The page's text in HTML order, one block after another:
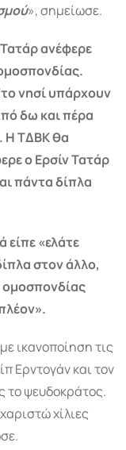
», σημείωσε.
ανέφερε
νησί υπάρχουν
δω και πέρα
Η ΤΔΒΚ θα
ο Ερσίν Τατάρ
πάντα δίπλα
«ελάτε
στον άλλο,
ομοσπονδίας
ικανοποίηση τις
Ερντογάν και τον
το ψευδοκράτος.
χίλιες